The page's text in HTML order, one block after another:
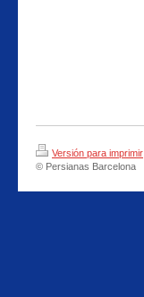
Versión para imprimir
© Persianas Barcelona